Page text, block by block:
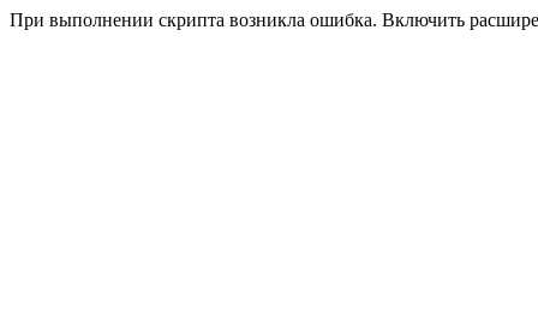
При выполнении скрипта возникла ошибка. Включить